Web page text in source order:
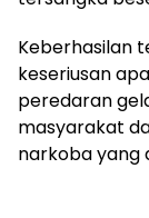
Keberhasilan
keseriusan
peredaran
masyarakat
narkoba yang